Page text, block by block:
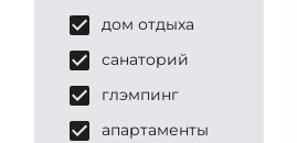
дом отдыха
санаторий
глэмпинг
апартаменты